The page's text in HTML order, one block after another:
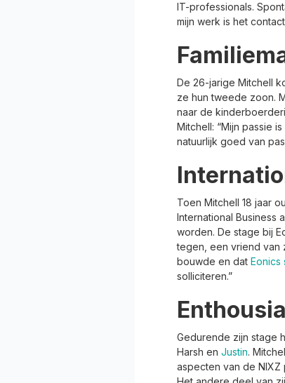
IT-professionals.
mijn werk is het
De 26-jarige Mitchell
ze hun tweede zoon.
naar de
Mitchell: “Mijn passie
natuurlijk goed van
Toen Mitchell 18 jaar
International Business
worden. De stage bij
tegen, een vriend van
bouwde en dat Eonics
solliciteren.”
Gedurende zijn stage
Harsh en Justin.
aspecten van de